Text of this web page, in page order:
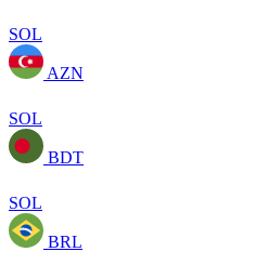
SOL
AZN
SOL
BDT
SOL
BRL